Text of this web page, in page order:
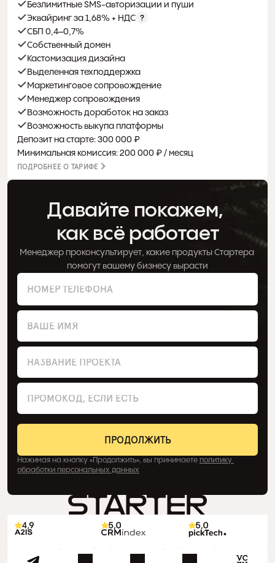
Безлимитные SMS-авторизации и пуши
Эквайринг за 1,68% + НДС
СБП 0,4–0,7%
Собственный домен
Кастомизация дизайна
Выделенная техподдержка
Маркетинговое сопровождение
Менеджер сопровождения
Возможность доработок на заказ
Возможность выкупа платформы
Депозит на старте: 300 000 ₽
Минимальная комиссия: 200 000 ₽ / месяц
ПОДРОБНЕЕ О ТАРИФЕ
Давайте покажем,
как всё работает
Менеджер проконсультирует, какие продукты Стартера
помогут вашему бизнесу вырасти
Нажимая на кнопку «Продолжить», вы принимаете политику
обработки персональных данных